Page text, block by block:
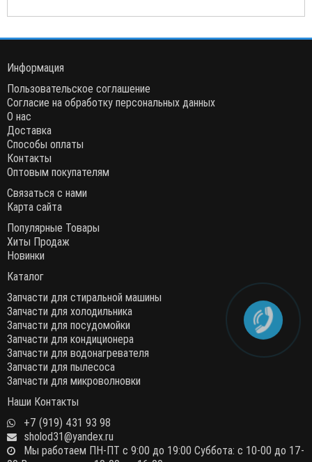
Информация
Пользовательское соглашение
Согласие на обработку персональных данных
О нас
Доставка
Способы оплаты
Контакты
Оптовым покупателям
Связаться с нами
Карта сайта
Популярные Товары
Хиты Продаж
Новинки
Каталог
Запчасти для стиральной машины
Запчасти для холодильника
Запчасти для посудомойки
Запчасти для кондиционера
Запчасти для водонагревателя
Запчасти для пылесоса
Запчасти для микроволновки
Наши Контакты
+7 (919) 431 93 98
sholod31@yandex.ru
Мы работаем ПН-ПТ с 9:00 до 19:00 Суббота: с 10-00 до 17-